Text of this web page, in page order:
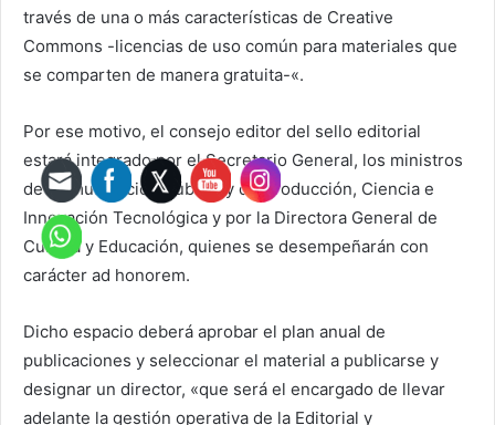
través de una o más características de Creative
Commons -licencias de uso común para materiales que
se comparten de manera gratuita-«.
Por ese motivo, el consejo editor del sello editorial
estará integrado por el Secretario General, los ministros
de Comunicación Pública y de Producción, Ciencia e
Innovación Tecnológica y por la Directora General de
Cultura y Educación, quienes se desempeñarán con
carácter ad honorem.
Dicho espacio deberá aprobar el plan anual de
publicaciones y seleccionar el material a publicarse y
designar un director, «que será el encargado de llevar
adelante la gestión operativa de la Editorial y